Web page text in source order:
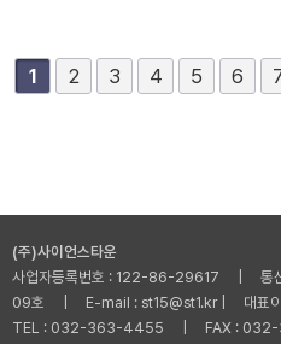
1 2 3 4 5 6
(주)사이언스타운
사업자등록번호 : 122-86-29617 | 통신
09호 | E-mail : st15@st1.kr | 대표이
TEL : 032-363-4455 | FAX : 032-